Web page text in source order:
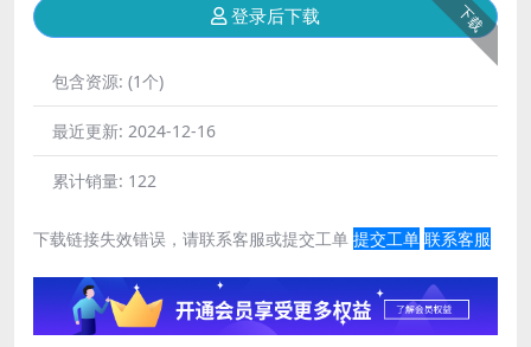
下载
登录后下载
包含资源: (1个)
最近更新: 2024-12-16
累计销量: 122
下载链接失效错误，请联系客服或提交工单 提交工单 联系客服